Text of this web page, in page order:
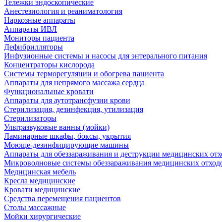
Тележки эндоскопические
Анестезиология и реаниматология
Наркозные аппараты
Аппараты ИВЛ
Мониторы пациента
Дефибрилляторы
Инфузионные системы и насосы для энтерального питания
Концентраторы кислорода
Системы терморегуляции и обогрева пациента
Аппараты для непрямого массажа сердца
Функциональные кровати
Аппараты для аутотрансфузии крови
Стерилизация, дезинфекция, утилизация
Стерилизаторы
Ультразвуковые ванны (мойки)
Ламинарные шкафы, боксы, укрытия
Моюще-дезинфицирующие машины
Аппараты для обеззараживания и деструкции медицинских
Микроволновые системы обеззараживания медицинских
Медицинская мебель
Кресла медицинские
Кровати медицинские
Средства перемещения пациентов
Столы массажные
Мойки хирургические